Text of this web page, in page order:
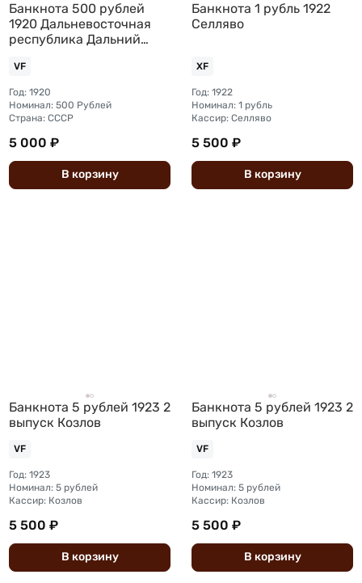
Банкнота 500 рублей
1920 Дальневосточная
республика Дальний
VF
Год: 1920
Номинал: 500 Рублей
Страна: СССР
5 000 ₽
В корзину
Банкнота 1 рубль 1922
Селляво
XF
Год: 1922
Номинал: 1 рубль
Кассир: Селляво
5 500 ₽
В корзину
Банкнота 5 рублей 1923 2
выпуск Козлов
VF
Год: 1923
Номинал: 5 рублей
Кассир: Козлов
5 500 ₽
В корзину
Банкнота 5 рублей 1923 2
выпуск Козлов
VF
Год: 1923
Номинал: 5 рублей
Кассир: Козлов
5 500 ₽
В корзину